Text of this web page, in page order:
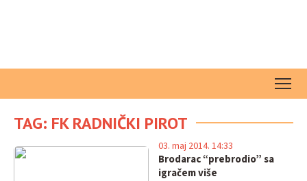
TAG: FK RADNIČKI PIROT
Brodarac “prebrodio” sa
igračem više
03. maj 2014. 14:33